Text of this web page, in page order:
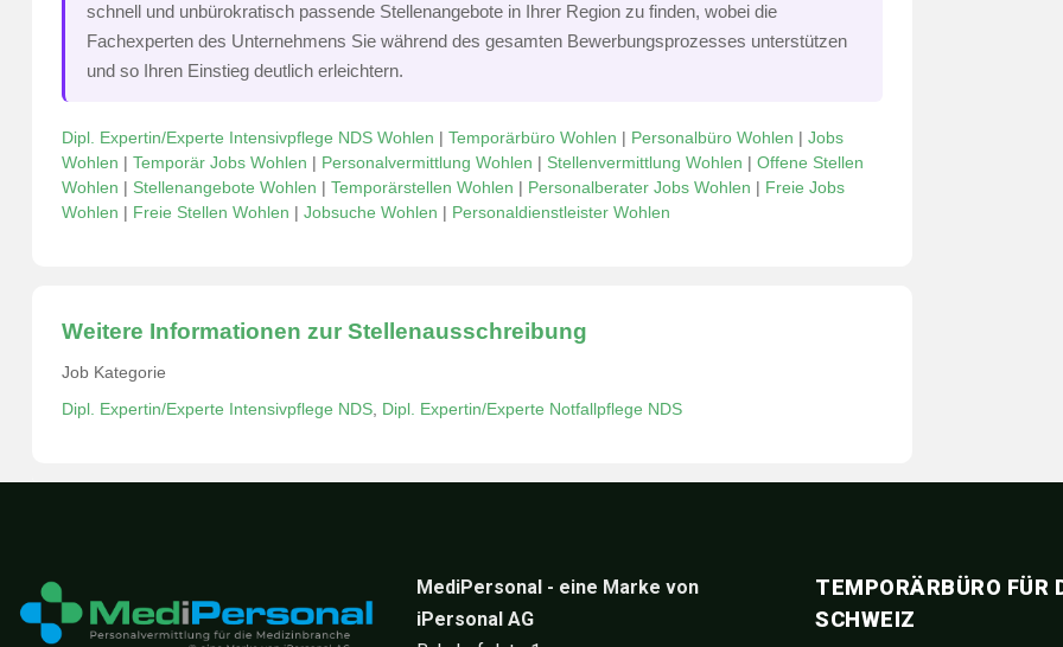
schnell und unbürokratisch passende Stellenangebote in Ihrer Region zu finden, wobei die
Fachexperten des Unternehmens Sie während des gesamten Bewerbungsprozesses unterstützen
und so Ihren Einstieg deutlich erleichtern.
Dipl. Expertin/Experte Intensivpflege NDS Wohlen | Temporärbüro Wohlen | Personalbüro Wohlen | Jobs
Wohlen | Temporär Jobs Wohlen | Personalvermittlung Wohlen | Stellenvermittlung Wohlen | Offene Stellen
Wohlen | Stellenangebote Wohlen | Temporärstellen Wohlen | Personalberater Jobs Wohlen | Freie Jobs
Wohlen | Freie Stellen Wohlen | Jobsuche Wohlen | Personaldienstleister Wohlen
Weitere Informationen zur Stellenausschreibung
Job Kategorie
Dipl. Expertin/Experte Intensivpflege NDS, Dipl. Expertin/Experte Notfallpflege NDS
MediPersonal - eine Marke von
iPersonal AG
TEMPORÄRBÜRO FÜR
SCHWEIZ